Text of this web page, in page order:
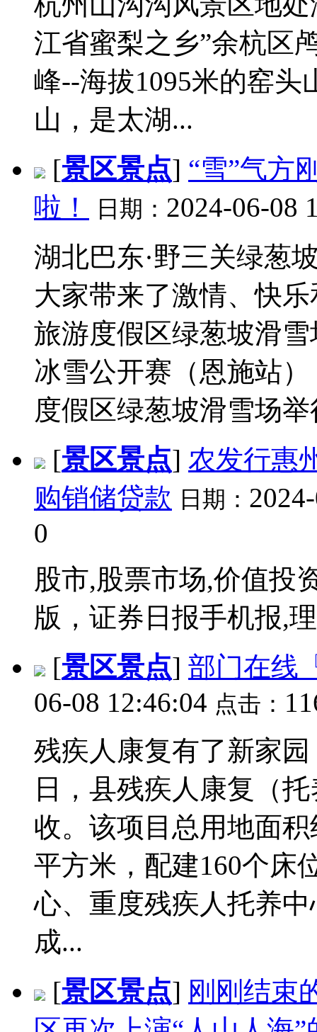
江省蜜梨之乡”余杭区
峰--海拔1095米的窑头
山，是太湖...
[景区景点] “雪”气方
啦！
日期： 2024-06-08
湖北巴东·野三关绿葱
大家带来了激情、快
旅游度假区绿葱坡滑
冰雪公开赛（恩施站
度假区绿葱坡滑雪场
[景区景点] 农发行惠
购销储贷款 日期：
0
股市,股票市场,价值投
版，证券日报手机报,
[景区景点] 部门在线
06-08 12:46:04 点击：
残疾人康复有了新家
日，县残疾人康复（
收。该项目总用地面
平方米，配建160个床
心、重度残疾人托养
成...
[景区景点] 刚刚结束